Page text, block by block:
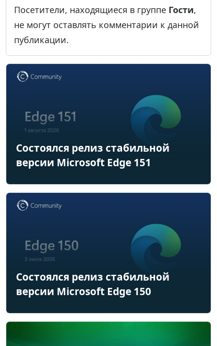
Посетители, находящиеся в группе Гости,
не могут оставлять комментарии к данной
публикации.
Состоялся релиз стабильной
версии Microsoft Edge 151
Состоялся релиз стабильной
версии Microsoft Edge 150